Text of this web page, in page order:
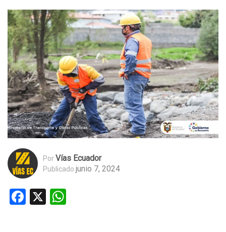
PorVías Ecuador
Publicado junio 7, 2024
Facebook
X